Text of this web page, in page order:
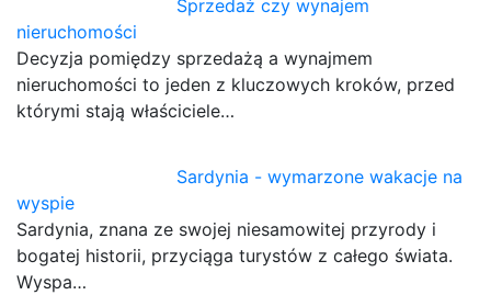
Sprzedaż czy wynajem
nieruchomości
Decyzja pomiędzy sprzedażą a wynajmem
nieruchomości to jeden z kluczowych kroków, przed
którymi stają właściciele…
Sardynia - wymarzone wakacje na
wyspie
Sardynia, znana ze swojej niesamowitej przyrody i
bogatej historii, przyciąga turystów z całego świata.
Wyspa…